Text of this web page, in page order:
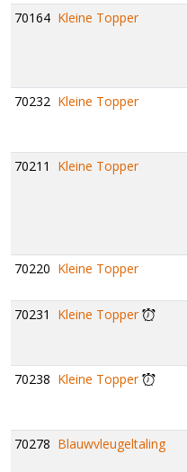
70164 Kleine Topper
70232 Kleine Topper
70211
Kleine Topper
70220 Kleine Topper
70231
Kleine Topper
70238 Kleine Topper
70278 Blauwvleugeltaling